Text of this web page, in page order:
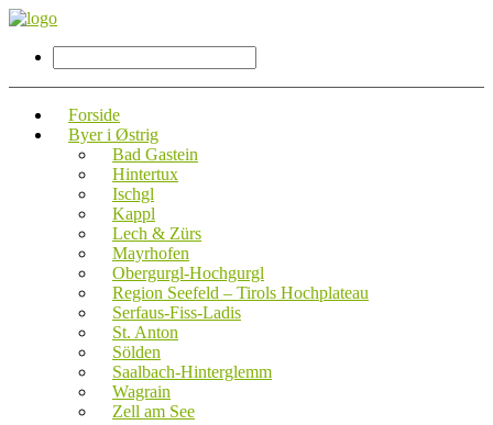
Forside
Byer i Østrig
Bad Gastein
Hintertux
Ischgl
Kappl
Lech & Zürs
Mayrhofen
Obergurgl-Hochgurgl
Region Seefeld – Tirols Hochplateau
Serfaus-Fiss-Ladis
St. Anton
Sölden
Saalbach-Hinterglemm
Wagrain
Zell am See